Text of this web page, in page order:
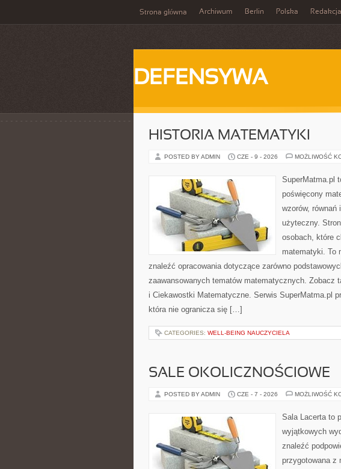
Strona główna Archiwum Berlin Polska Redakcja
DEFENSYWA
HISTORIA MATEMATYKI
POSTED BY ADMIN CZE - 9 - 2026 MOŻLIWOŚĆ
SuperMatma.pl
poświęcony
wzorów,
użyteczny.
osobach, które
matematyki. To
znaleźć opracowania dotyczące zarówno
zaawansowanych tematów matematycznych. Zobacz
i Ciekawostki Matematyczne. Serwis SuperMatma.pl
która nie ogranicza się […]
CATEGORIES: WELL-BEING NAUCZYCIELA
SALE OKOLICZNOŚCIOWE
POSTED BY ADMIN CZE - 7 - 2026 MOŻLIWOŚĆ
Sala Lacerta to
wyjątkowych
znaleźć
przygotowana z